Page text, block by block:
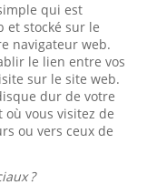
qui est
et stocké sur le
navigateur web.
le lien entre vos
sur le site web.
dur de votre
vous visitez de
ou vers ceux de
?